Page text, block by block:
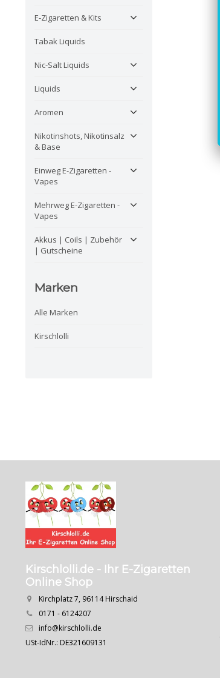
E-Zigaretten & Kits
Tabak Liquids
Nic-Salt Liquids
Liquids
Aromen
Nikotinshots, Nikotinsalz
& Base
Einweg E-Zigaretten -
Vapes
Mehrweg E-Zigaretten -
Vapes
Akkus | Coils | Zubehör
| Gutscheine
Marken
Alle Marken
Kirschlolli
Kirschlolli.de - Ihr E-Zigaretten
Online Shop
Kirchplatz 7, 96114 Hirschaid
0171 - 6124207
info@kirschlolli.de
USt-IdNr.: DE321609131